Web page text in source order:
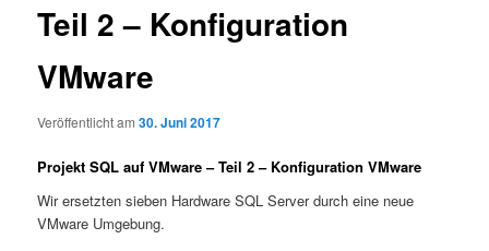
Teil 2 – Konfiguration
VMware
Veröffentlicht am30. Juni 2017
Projekt SQL auf VMware – Teil 2 – Konfiguration VMware
Wir ersetzten sieben Hardware SQL Server durch eine neue
VMware Umgebung.